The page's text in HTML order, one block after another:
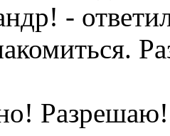
-
Разрешаю!